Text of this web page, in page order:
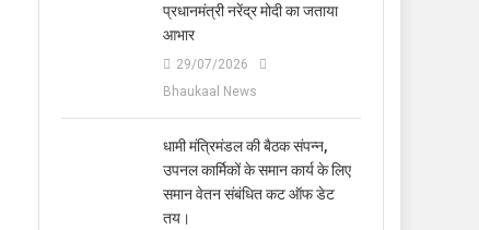
प्रधानमंत्री नरेंद्र मोदी का जताया
आभार
29/07/2026
Bhaukaal News
धामी मंत्रिमंडल की बैठक संपन्न,
उपनल कार्मिकों के समान कार्य के लिए
समान वेतन संबंधित कट ऑफ डेट
तय।